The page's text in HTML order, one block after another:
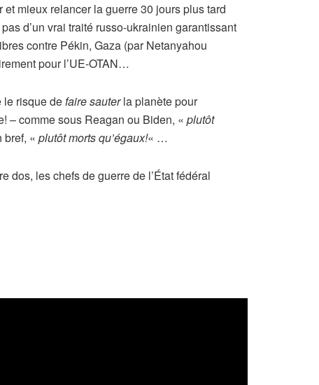
et mieux relancer la guerre 30 jours plus tard
d’un vrai traité russo-ukrainien garantissant
contre Pékin, Gaza (par Netanyahou
pour l’UE-OTAN…
le risque defaire sauterla planète pour
– comme sous Reagan ou Biden, « plutôt
« plutôt morts qu’égaux!« …
dos, les chefs de guerre de l’État fédéral